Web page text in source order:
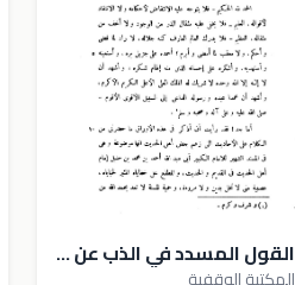
القول المسدد في الذب عن المسند للإمام أحمد، ويليه ذيله - ط باكستان
المكتبة الوقفية